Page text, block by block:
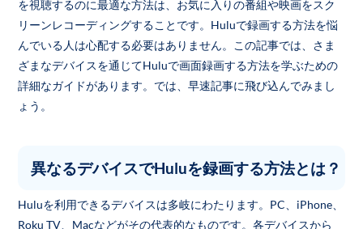
を視聴するのに最適な方法は、お気に入りの番組や映画をスク
リーンレコーディングすることです。Huluで録画する方法を悩
んでいる人は心配する必要はありません。この記事では、さま
ざまなデバイスを通じてHuluで画面録画する方法を学ぶための
詳細なガイドがあります。では、早速記事に飛び込んでみまし
ょう。
異なるデバイスでHuluを録画する方法とは？
Huluを利用できるデバイスは多岐にわたります。PC、iPhone、
Roku TV、Macなどがその代表的なものです。各デバイスから